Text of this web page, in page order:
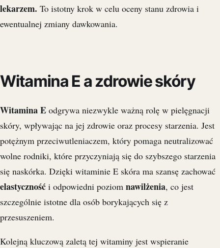
lekarzem. To istotny krok w celu oceny stanu zdrowia i
ewentualnej zmiany dawkowania.
Witamina E a zdrowie skóry
Witamina E odgrywa niezwykle ważną rolę w pielęgnacji
skóry, wpływając na jej zdrowie oraz procesy starzenia. Jest
potężnym przeciwutleniaczem, który pomaga neutralizować
wolne rodniki, które przyczyniają się do szybszego starzenia
się naskórka. Dzięki witaminie E skóra ma szansę zachować
elastyczność i odpowiedni poziom nawilżenia, co jest
szczególnie istotne dla osób borykających się z
przesuszeniem.
Kolejną kluczową zaletą tej witaminy jest wspieranie